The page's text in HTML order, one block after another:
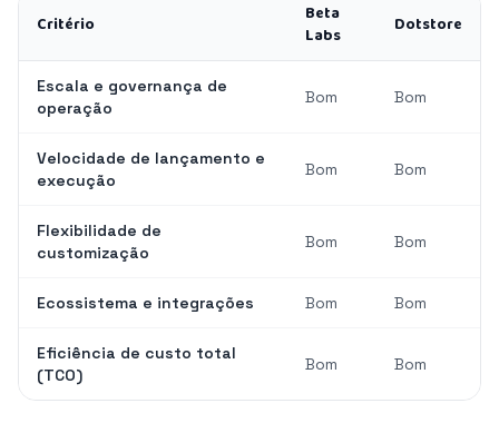
Critério
Beta
Labs
Dotstore
Escala e governança de
operação
Bom Bom
Velocidade de lançamento e
execução
Bom Bom
Flexibilidade de
customização
Bom Bom
Ecossistema e integrações Bom Bom
Eficiência de custo total
(TCO)
Bom Bom